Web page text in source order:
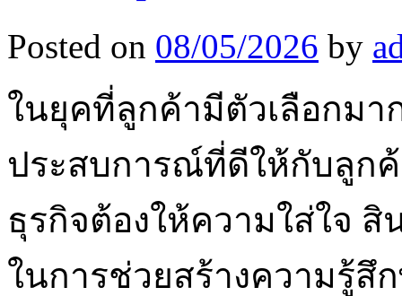
Posted on 08/05/2026 by
ในยุคที่ลูกค้ามีตัวเลือกมา
ประสบการณ์ที่ดีให้กับลูก
ธุรกิจต้องให้ความใส่ใจ
ในการช่วยสร้างความรู้สึ